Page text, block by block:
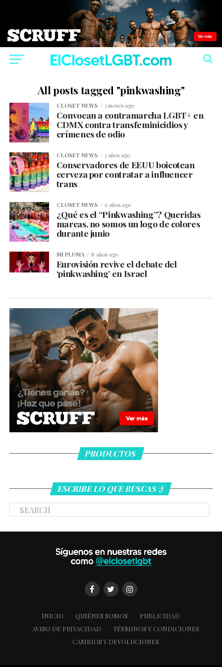
All posts tagged "pinkwashing"
CLOSET NEWS 3 meses ago
Convocan a contramarcha LGBT+ en
CDMX contra transfeminicidios y
crímenes de odio
CLOSET NEWS 3 años ago
Conservadores de EEUU boicotean
cerveza por contratar a influencer
trans
CLOSET NEWS 6 años ago
¿Qué es el “Pinkwashing”? Queridas
marcas, no somos un logo de colores
durante junio
MI PLUMA 8 años ago
Eurovisión revive el debate del
‘pinkwashing’ en Israel
PRODUCTOS
ESCRIBE LO QUE BUSCAS ;)
INICIO QUIÉNES SOMOS
PUBLICIDAD
AVISO DE PRIVACIDAD
TÉRMINOS Y CONDICIONES
CAMBIOS Y DEVOLUCIONES